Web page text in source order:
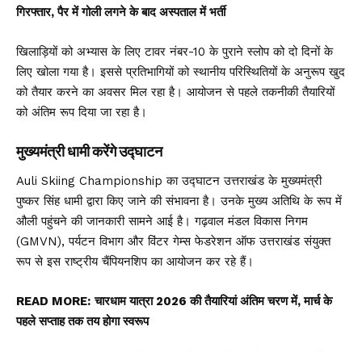
गिरफ्तार, पैर में गोली लगने के बाद अस्पताल में भर्ती
खिलाड़ियों को अभ्यास के लिए टावर नंबर-10 के पुराने स्लोप को दो दिनों के
लिए खोला गया है। इससे प्रतिभागियों को स्थानीय परिस्थितियों के अनुरूप खुद
को तैयार करने का अवसर मिल रहा है। आयोजन से पहले तकनीकी तैयारियों
को अंतिम रूप दिया जा रहा है।
मुख्यमंत्री धामी करेंगे उद्घाटन
Auli Skiing Championship का उद्घाटन उत्तराखंड के मुख्यमंत्री
पुष्कर सिंह धामी द्वारा किए जाने की संभावना है। उनके मुख्य अतिथि के रूप में
औली पहुंचने की जानकारी सामने आई है।गढ़वाल मंडल विकास निगम
(GMVN), पर्यटन विभाग और विंटर गेम्स फेडरेशन ऑफ उत्तराखंड संयुक्त
रूप से इस राष्ट्रीय चैंपियनशिप का आयोजन कर रहे हैं।
READ MORE: चारधाम यात्रा 2026 की तैयारियां अंतिम चरण में, मार्च के
पहले सप्ताह तक तय होगा स्वरूप